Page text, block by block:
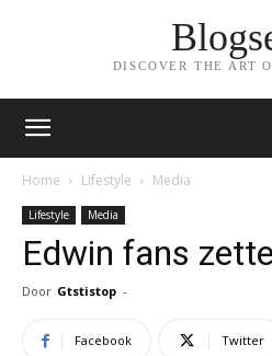
DISCOVER THE ART
Home Lifestyle Media
Lifestyle Media
Edwin fans
Door Gtstistop -
Facebook Twitter